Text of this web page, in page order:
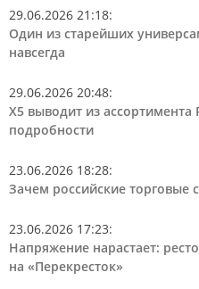
29.06.2026 21:18:
Один из старейших
навсегда
29.06.2026 20:48:
Х5 выводит из ассортимента
подробности
23.06.2026 18:28:
Зачем российские торговые
23.06.2026 17:23:
Напряжение нарастает:
на «Перекресток»